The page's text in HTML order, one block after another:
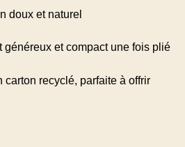
doux et naturel
généreux et compact une fois plié
carton recyclé, parfaite à offrir